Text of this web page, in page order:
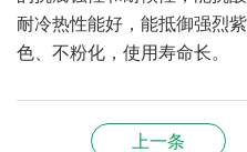
耐冷热性能好，能抵御强烈
色、不粉化，使用寿命长。
上一条